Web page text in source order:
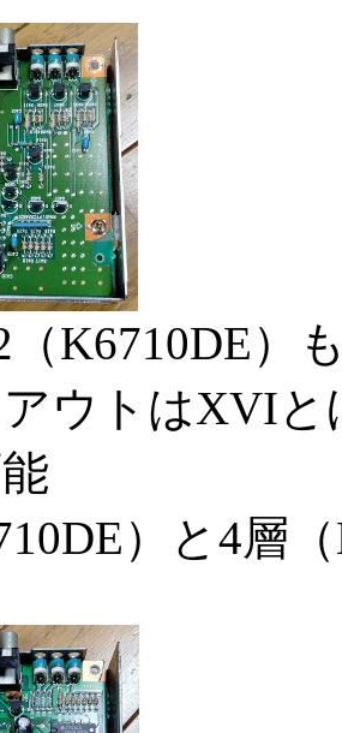
（K6710DE）
ウトはXVIと
）と4層